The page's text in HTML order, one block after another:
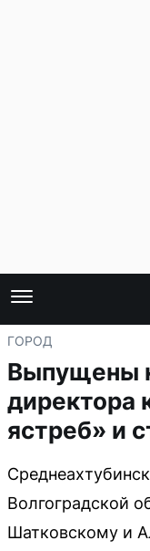
ГОРОД
Выпущены
директора
ястреб» и
Волгоградской
Шатковскому и